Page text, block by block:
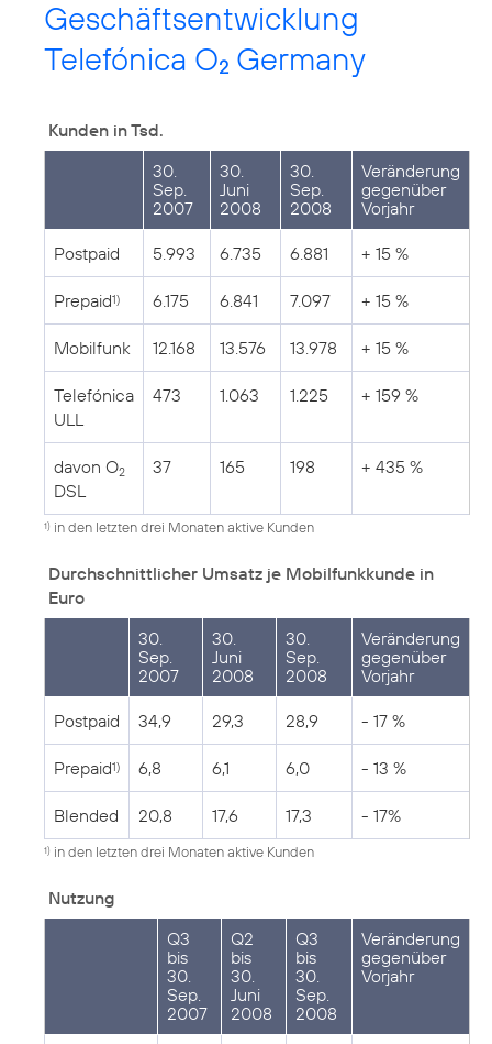
Geschäftsentwicklung
Telefónica O2 Germany
Kunden in Tsd.
30.
Sep.
2007
30.
Juni
2008
30.
Sep.
2008
Veränderung
gegenüber
Vorjahr
Postpaid 5.993 6.735 6.881 + 15 %
Prepaid1) 6.175 6.841 7.097 + 15 %
Mobilfunk 12.168 13.576 13.978 + 15 %
Telefónica
ULL
473 1.063 1.225 + 159 %
davon O2
DSL
37 165 198 + 435 %
1) in den letzten drei Monaten aktive Kunden
Durchschnittlicher Umsatz je Mobilfunkkunde in
Euro
30.
Sep.
2007
30.
Juni
2008
30.
Sep.
2008
Veränderung
gegenüber
Vorjahr
Postpaid 34,9 29,3 28,9 - 17 %
Prepaid1) 6,8 6,1 6,0 - 13 %
Blended 20,8 17,6 17,3 - 17%
1) in den letzten drei Monaten aktive Kunden
Nutzung
Q3
bis
30.
Sep.
2007
Q2
bis
30.
Juni
2008
Q3
bis
30.
Sep.
2008
Veränderung
gegenüber
Vorjahr